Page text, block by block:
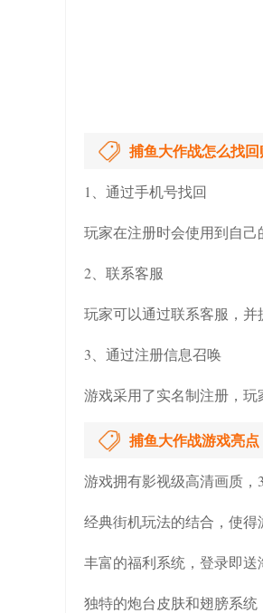
捕鱼大作战怎么找
1、通过手机号找回
玩家在注册时会使用到自己
2、联系客服
玩家可以通过联系客服，并
3、通过注册信息召唤
游戏采用了实名制注册，玩
捕鱼大作战游戏亮点
游戏拥有影视级高清画质，
经典街机玩法的结合，使得
丰富的福利系统，登录即送
独特的炮台皮肤和翅膀系统